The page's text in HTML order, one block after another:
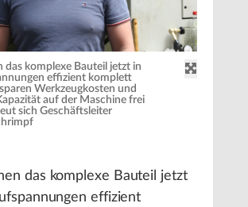
das komplexe Bauteil jetzt in
effizient komplett
Werkzeugkosten und
auf der Maschine frei
sich Geschäftsleiter
das komplexe Bauteil jetzt
effizient